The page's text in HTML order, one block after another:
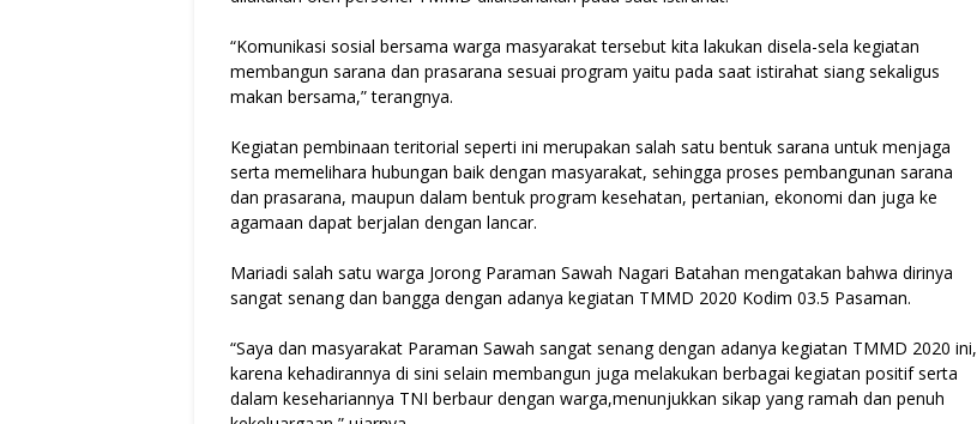
“Komunikasi sosial bersama warga masyarakat tersebut kita lakukan disela-sela kegiatan
membangun sarana dan prasarana sesuai program yaitu pada saat istirahat siang sekaligus
makan bersama,” terangnya.
Kegiatan pembinaan teritorial seperti ini merupakan salah satu bentuk sarana untuk menjaga
serta memelihara hubungan baik dengan masyarakat, sehingga proses pembangunan sarana
dan prasarana, maupun dalam bentuk program kesehatan, pertanian, ekonomi dan juga ke
agamaan dapat berjalan dengan lancar.
Mariadi salah satu warga Jorong Paraman Sawah Nagari Batahan mengatakan bahwa dirinya
sangat senang dan bangga dengan adanya kegiatan TMMD 2020 Kodim 03.5 Pasaman.
“Saya dan masyarakat Paraman Sawah sangat senang dengan adanya kegiatan TMMD 2020 ini,
karena kehadirannya di sini selain membangun juga melakukan berbagai kegiatan positif serta
dalam kesehariannya TNI berbaur dengan warga,menunjukkan sikap yang ramah dan penuh